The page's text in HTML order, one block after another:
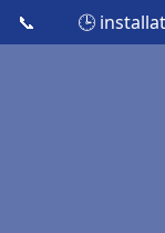
📞 🕒